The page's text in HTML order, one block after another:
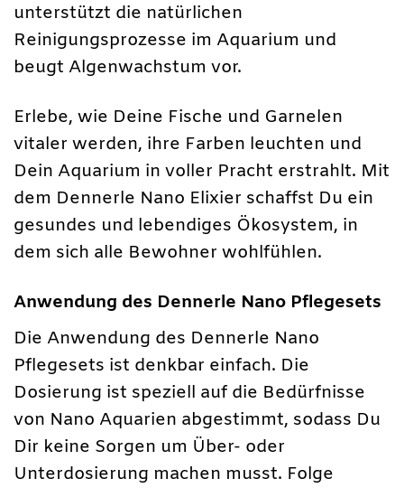
unterstützt die natürlichen
Reinigungsprozesse im Aquarium und
beugt Algenwachstum vor.
Erlebe, wie Deine Fische und Garnelen
vitaler werden, ihre Farben leuchten und
Dein Aquarium in voller Pracht erstrahlt. Mit
dem Dennerle Nano Elixier schaffst Du ein
gesundes und lebendiges Ökosystem, in
dem sich alle Bewohner wohlfühlen.
Anwendung des Dennerle Nano Pflegesets
Die Anwendung des Dennerle Nano
Pflegesets ist denkbar einfach. Die
Dosierung ist speziell auf die Bedürfnisse
von Nano Aquarien abgestimmt, sodass Du
Dir keine Sorgen um Über- oder
Unterdosierung machen musst. Folge